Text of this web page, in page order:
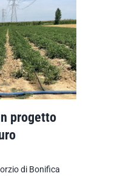
progetto
di Bonifica